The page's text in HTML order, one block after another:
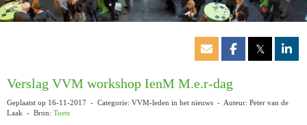
𝕏
Verslag VVM workshop IenM M.e.r-dag
Geplaatst op 16-11-2017 - Categorie: VVM-leden in het nieuws - Auteur: Peter van de
Laak - Bron: Toets